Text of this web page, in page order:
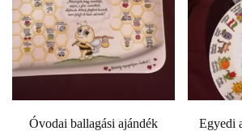
Óvodai ballagási ajándék
Egyedi